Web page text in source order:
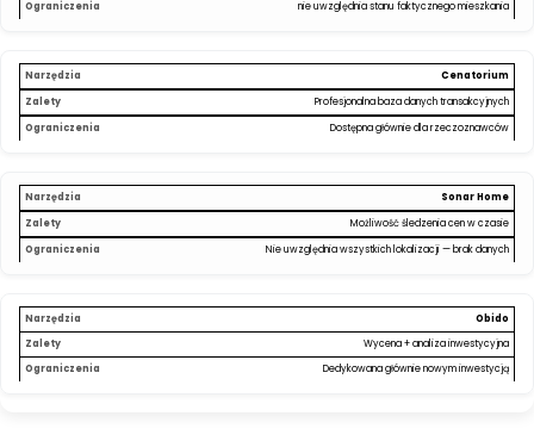
nie uwzględnia stanu faktycznego mieszkania
Cenatorium
Profesjonalna baza danych transakcyjnych
Dostępna głównie dla rzeczoznawców
Sonar Home
Możliwość śledzenia cen w czasie
Nie uwzględnia wszystkich lokalizacji — brak danych
Obido
Wycena + analiza inwestycyjna
Dedykowana głównie nowym inwestycją